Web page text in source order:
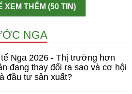
XEM THÊM (50 TIN)
NGA
Nga 2026 - Thị trường hơn
đang thay đổi ra sao và cơ hội
đầu tư sản xuất?